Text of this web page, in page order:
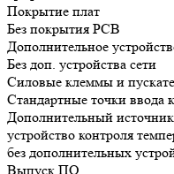
Покрытие плат
Без покрытия РСВ
Дополнительное
Без доп. устройства сети
Силовые клеммы и
Стандартные точки ввода
Дополнительный
устройство контроля
без дополнительных
Выпуск ПО